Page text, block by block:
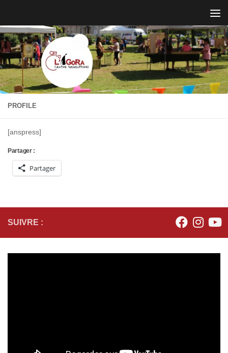
PROFILE
[anspress]
Partager :
Partager
SUIVRE :